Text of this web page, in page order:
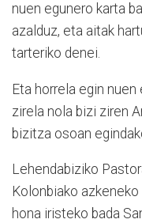
nuen egunero karta
azalduz, eta aitak
tarteriko denei.
Eta horrela egin
zirela nola bizi ziren
bizitza osoan
Lehendabiziko
Kolonbiako
hona iristeko bada